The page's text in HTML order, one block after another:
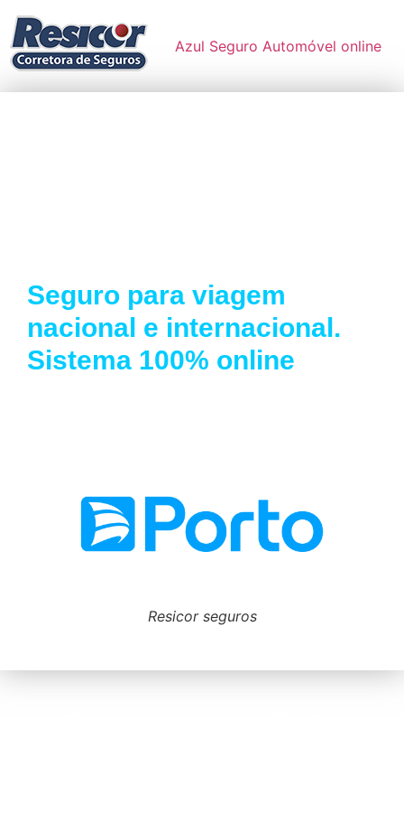
Azul Seguro Automóvel online
Seguro para viagem
nacional e internacional.
Sistema 100% online
Resicor seguros